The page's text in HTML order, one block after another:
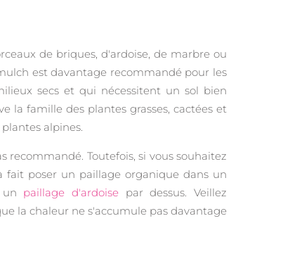
de briques, d'ardoise, de marbre ou
est davantage recommandé pour les
secs et qui nécessitent un sol bien
la famille des plantes grasses, cactées et
alpines.
Toutefois, si vous souhaitez
fait poser un paillage organique dans un
paillage d'ardoisepar dessus. Veillez
la chaleur ne s'accumule pas davantage